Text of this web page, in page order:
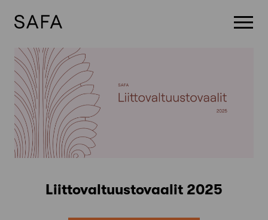
Skip
content
Liittovaltuustovaalit 2025